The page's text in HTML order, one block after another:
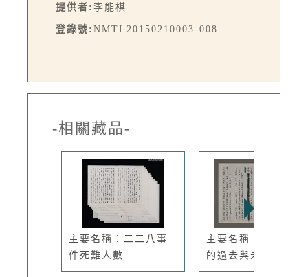
提供者: 李能棋
登錄號: NMTL20150210003-008
-相關藏品-
主要名稱：二二八事
件死難人數...
主要名稱：台灣文化
的過去與未來